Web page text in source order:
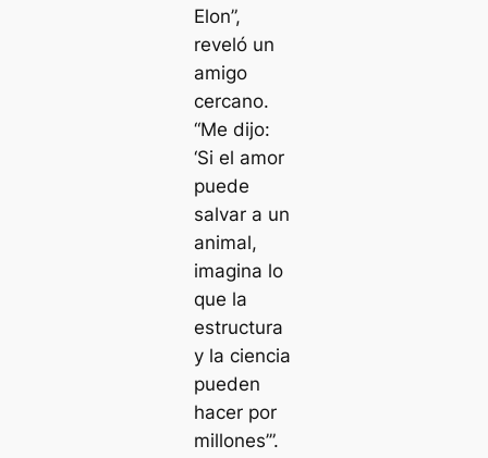
Elon”,
reveló un
amigo
cercano.
“Me dijo:
‘Si el amor
puede
salvar a un
animal,
imagina lo
que la
estructura
y la ciencia
pueden
hacer por
millones’”.